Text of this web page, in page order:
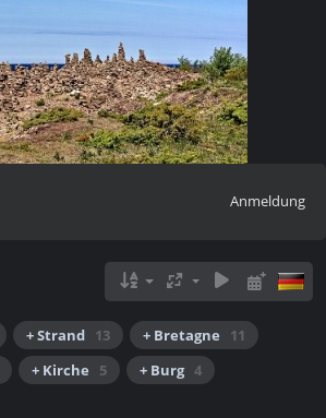
Anmeldung
+ Strand 13 + Bretagne
11
+ Kirche 5 + Burg 4